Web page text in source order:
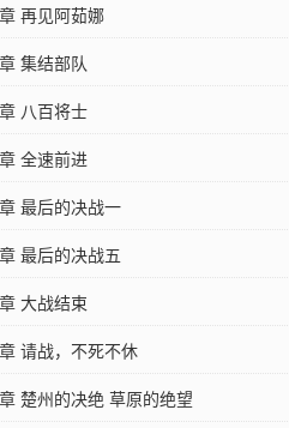
再见阿茹娜
集结部队
八百将士
全速前进
最后的决战一
最后的决战五
大战结束
请战，不死不休
楚州的决绝 草原的绝望